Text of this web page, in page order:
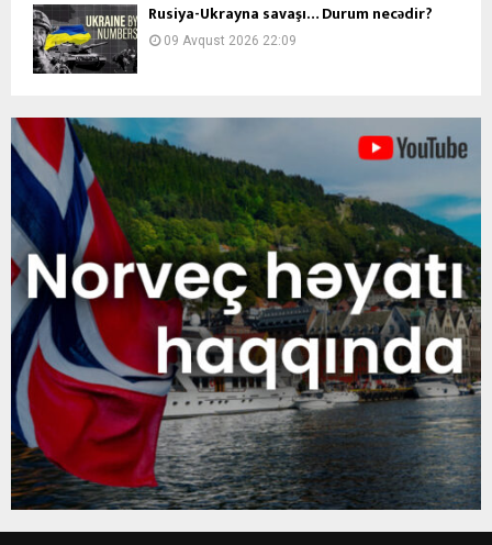
Rusiya-Ukrayna savaşı… Durum necədir?
09 Avqust 2026 22:09